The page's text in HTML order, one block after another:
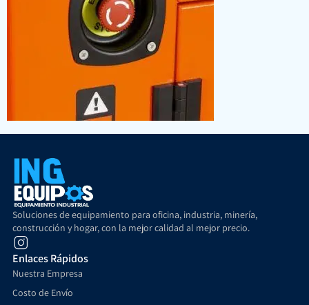
Soluciones de equipamiento para oficina, industria, minería,
construcción y hogar, con la mejor calidad al mejor precio.
Enlaces Rápidos
Nuestra Empresa
Costo de Envío